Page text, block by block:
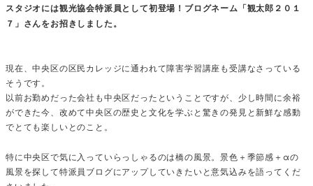
スタジオには観光協会特派員として初登場！ブログネーム「観太郎２０１
７」さんをお招きしました。
現在、中央区の区民カレッジに通われて障害学習講座も受講なさっている
そうです。
以前お勤めだった会社も中央区だったということですが、少し時間に余裕
ができた今、改めて中央区の歴史と文化を学ぶと驚きの発見と新鮮な感動
でとても楽しいとのこと。
特に中央区で気に入っていらっしゃるのは橋の風景。景色＋季節感＋αの
風景を探して特派員ブログにアップしていきたいと意気込みを語ってくだ